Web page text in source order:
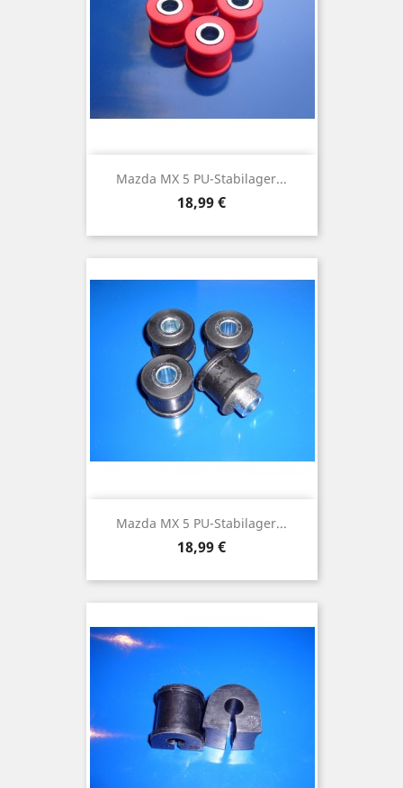
Mazda MX 5 PU-Stabilager...
Preis
18,99 €
Mazda MX 5 PU-Stabilager...
Preis
18,99 €